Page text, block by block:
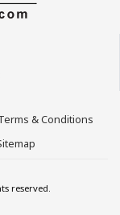
& Conditions
reserved.